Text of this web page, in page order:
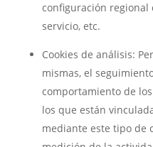
configuración regional
servicio, etc.
Cookies de análisis:
mismas, el
comportamiento de
los que están
mediante este tipo de